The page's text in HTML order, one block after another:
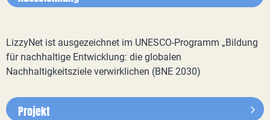
LizzyNet ist ausgezeichnet im UNESCO-Programm „Bildung
für nachhaltige Entwicklung: die globalen
Nachhaltigkeitsziele verwirklichen (BNE 2030)
Projekt